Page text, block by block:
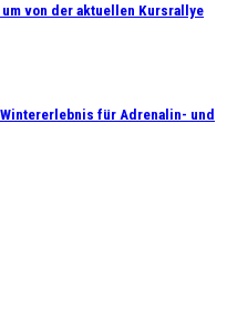
von der aktuellen Kursrallye
für Adrenalin- und